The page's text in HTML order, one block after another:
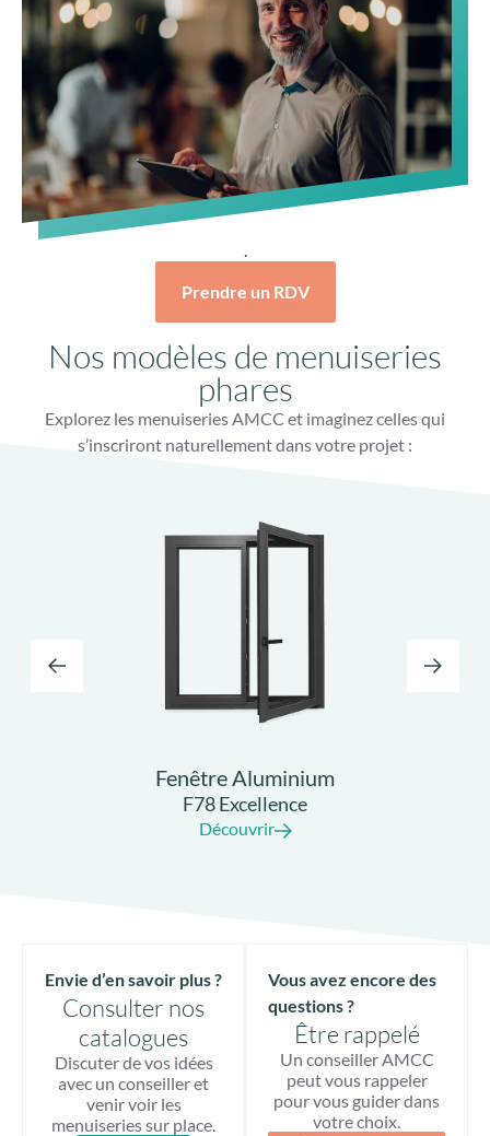
.
Prendre un RDV
Nos modèles de menuiseries
phares
Explorez les menuiseries AMCC et imaginez celles qui
s’inscriront naturellement dans votre projet :
Fenêtre Aluminium
F78 Excellence
Découvrir
Envie d’en savoir plus ?
Consulter nos
catalogues
Discuter de vos idées
avec un conseiller et
venir voir les
menuiseries sur place.
Vous avez encore des
questions ?
Être rappelé
Un conseiller AMCC
peut vous rappeler
pour vous guider dans
votre choix.